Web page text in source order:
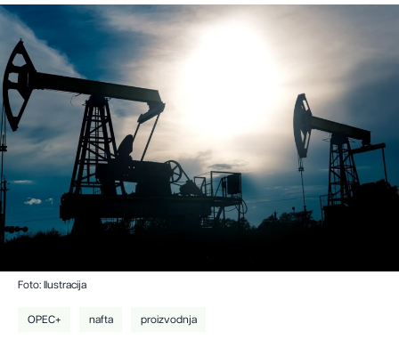
Foto: Ilustracija
OPEC+ nafta proizvodnja